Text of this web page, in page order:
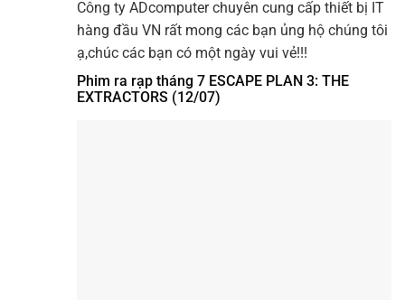
Công ty ADcomputerchuyên cung cấp thiết bị IT
hàng đầu VN rất mong các bạn ủng hộ chúng tôi
ạ,chúc các bạn có một ngày vui vẻ!!!
Phim ra rạp tháng 7 ESCAPE PLAN 3: THE
EXTRACTORS (12/07)